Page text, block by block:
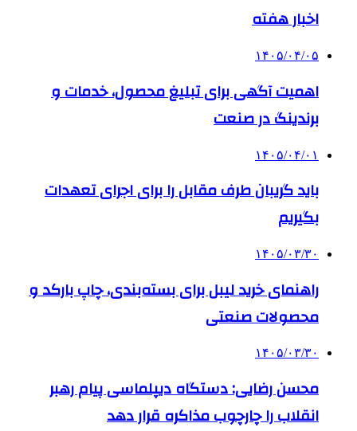
اخبار هفته
۱۴۰۵/۰۴/۰۵
اهمیت آگهی برای تبلیغ محصول، خدمات و
برندینگ در صنعت
۱۴۰۵/۰۴/۰۱
باید گریبان طرف مقابل را برای اجرای تعهدات
بگیریم
۱۴۰۵/۰۳/۳۰
راهنمای خرید لیبل برای بسته‌بندی، چاپ بارکد و
محصولات صنعتی
۱۴۰۵/۰۳/۳۰
محسن رضایی: دستگاه دیپلماسی پیام رهبر
انقلاب را چارچوب مذاکره قرار دهد